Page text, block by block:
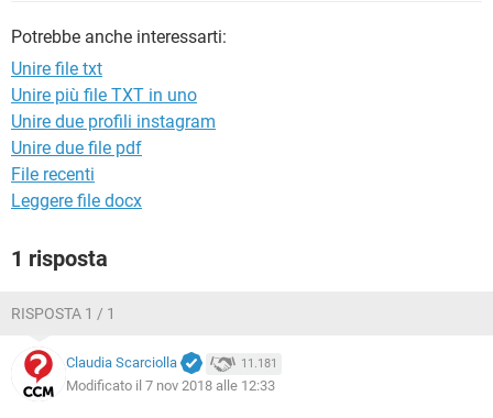
TIKTOK
HARDWARE
Potrebbe anche interessarti:
Unire file txt
Unire più file TXT in uno
Unire due profili instagram
Unire due file pdf
File recenti
Leggere file docx
1 risposta
RISPOSTA 1 / 1
Claudia Scarciolla 11.181
Modificato il 7 nov 2018 alle 12:33